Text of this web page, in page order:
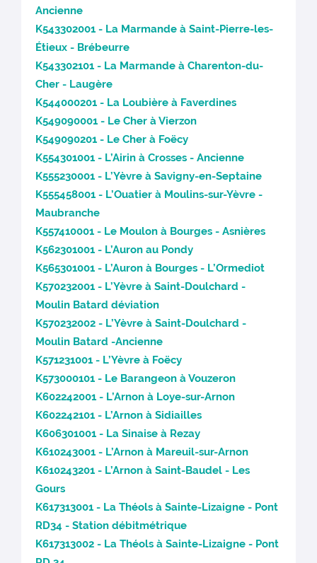
Ancienne
K543302001 - La Marmande à Saint-Pierre-les-
Étieux - Brébeurre
K543302101 - La Marmande à Charenton-du-
Cher - Laugère
K544000201 - La Loubière à Faverdines
K549090001 - Le Cher à Vierzon
K549090201 - Le Cher à Foëcy
K554301001 - L’Airin à Crosses - Ancienne
K555230001 - L’Yèvre à Savigny-en-Septaine
K555458001 - L’Ouatier à Moulins-sur-Yèvre -
Maubranche
K557410001 - Le Moulon à Bourges - Asnières
K562301001 - L’Auron au Pondy
K565301001 - L’Auron à Bourges - L’Ormediot
K570232001 - L’Yèvre à Saint-Doulchard -
Moulin Batard déviation
K570232002 - L’Yèvre à Saint-Doulchard -
Moulin Batard -Ancienne
K571231001 - L’Yèvre à Foëcy
K573000101 - Le Barangeon à Vouzeron
K602242001 - L’Arnon à Loye-sur-Arnon
K602242101 - L’Arnon à Sidiailles
K606301001 - La Sinaise à Rezay
K610243001 - L’Arnon à Mareuil-sur-Arnon
K610243201 - L’Arnon à Saint-Baudel - Les
Gours
K617313001 - La Théols à Sainte-Lizaigne - Pont
RD34 - Station débitmétrique
K617313002 - La Théols à Sainte-Lizaigne - Pont